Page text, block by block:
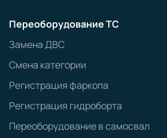
Переоборудование ТС
Замена ДВС
Смена категории
Регистрация фаркопа
Регистрация гидроборта
Переоборудование в самосвал